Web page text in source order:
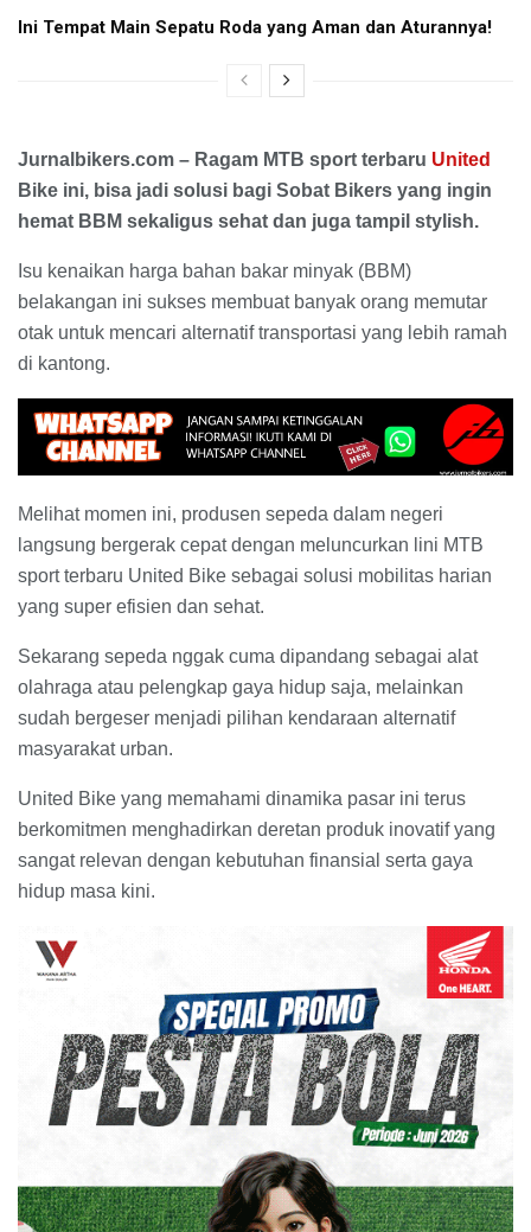
Ini Tempat Main Sepatu Roda yang Aman dan Aturannya!
Jurnalbikers.com – Ragam MTB sport terbaru United
Bike ini, bisa jadi solusi bagi Sobat Bikers yang ingin
hemat BBM sekaligus sehat dan juga tampil stylish.
Isu kenaikan harga bahan bakar minyak (BBM)
belakangan ini sukses membuat banyak orang memutar
otak untuk mencari alternatif transportasi yang lebih ramah
di kantong.
Melihat momen ini, produsen sepeda dalam negeri
langsung bergerak cepat dengan meluncurkan lini MTB
sport terbaru United Bike sebagai solusi mobilitas harian
yang super efisien dan sehat.
Sekarang sepeda nggak cuma dipandang sebagai alat
olahraga atau pelengkap gaya hidup saja, melainkan
sudah bergeser menjadi pilihan kendaraan alternatif
masyarakat urban.
United Bike yang memahami dinamika pasar ini terus
berkomitmen menghadirkan deretan produk inovatif yang
sangat relevan dengan kebutuhan finansial serta gaya
hidup masa kini.